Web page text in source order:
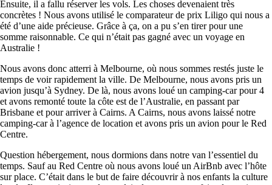
Ensuite, il a fallu réserver les vols. Les choses devenaient très
concrètes ! Nous avons utilisé le comparateur de prix Liligo qui nous a
été d’une aide précieuse. Grâce à ça, on a pu s’en tirer pour une
somme raisonnable. Ce qui n’était pas gagné avec un voyage en
Australie !
Nous avons donc atterri à Melbourne, où nous sommes restés juste le
temps de voir rapidement la ville. De Melbourne, nous avons pris un
avion jusqu’à Sydney. De là, nous avons loué un camping-car pour 4
et avons remonté toute la côte est de l’Australie, en passant par
Brisbane et pour arriver à Cairns. A Cairns, nous avons laissé notre
camping-car à l’agence de location et avons pris un avion pour le Red
Centre.
Question hébergement, nous dormions dans notre van l’essentiel du
temps. Sauf au Red Centre où nous avons loué un AirBnb avec l’hôte
sur place. C’était dans le but de faire découvrir à nos enfants la culture